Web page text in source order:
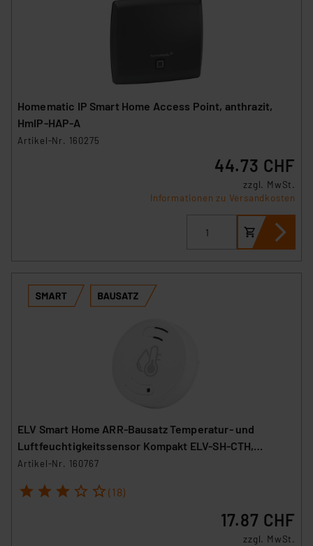
Homematic IP Smart Home Access Point, anthrazit,
HmIP-HAP-A
Artikel-Nr. 160275
44.73 CHF
zzgl. MwSt.
Informationen zu Versandkosten
ELV Smart Home ARR-Bausatz Temperatur- und
Luftfeuchtigkeitssensor Kompakt ELV-SH-CTH,
powered by Homematic IP
Artikel-Nr. 160767
1 2 3 4 5 (18)
17.87 CHF
zzgl. MwSt.